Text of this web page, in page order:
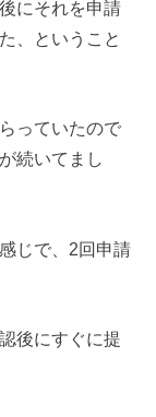
にそれを申請
、ということ
っていたので
続いてまし
じで、2回申請
後にすぐに提